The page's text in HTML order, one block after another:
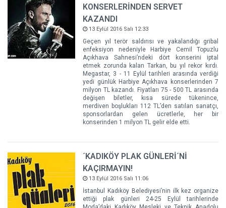
KONSERLERİNDEN SERVET
KAZANDI
13 Eylül 2016 Salı 12:33
Geçen yıl terör saldırısı ve yakalandığı gribal
enfeksiyon nedeniyle Harbiye Cemil Topuzlu
Açıkhava Sahnesi’ndeki dört konserini iptal
etmek zorunda kalan Tarkan, bu yıl rekor kırdı.
Megastar, 3 - 11 Eylül tarihleri arasında verdiği
yedi günlük Harbiye Açıkhava konserlerinden 7
milyon TL kazandı. Fiyatları 75 - 500 TL arasında
değişen biletler, kısa sürede tükenince,
merdiven boşlukları 112 TL’den satılan sanatçı,
sponsorlardan gelen ücretlerle, her bir
konserinden 1 milyon TL gelir elde etti.
´KADIKÖY PLAK GÜNLERİ´Nİ
KAÇIRMAYIN!
13 Eylül 2016 Salı 11:06
İstanbul Kadıköy Belediyesi’nin ilk kez organize
ettiği plak günleri 24-25 Eylül tarihlerinde